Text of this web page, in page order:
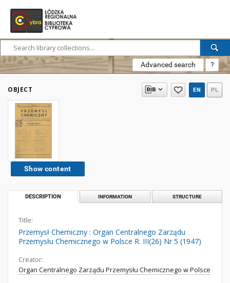
Advanced search ?
OBJECT EN PL
Show content
DESCRIPTION INFORMATION STRUCTURE
Title:
Przemysł Chemiczny : Organ Centralnego Zarządu
Przemysłu Chemicznego w Polsce R. III(26) Nr 5 (1947)
Creator:
Organ Centralnego Zarządu Przemysłu Chemicznego w Polsce